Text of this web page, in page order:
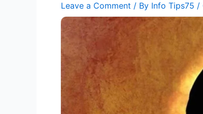
Leave a Comment / By Info Tips75 /